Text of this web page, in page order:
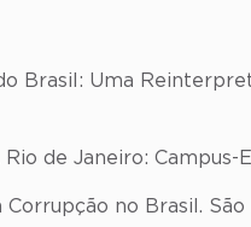
Brasil: Uma
Rio de Janeiro: Campus-
no Brasil. São